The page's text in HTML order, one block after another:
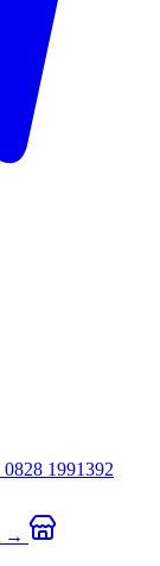
0828 1991392
→